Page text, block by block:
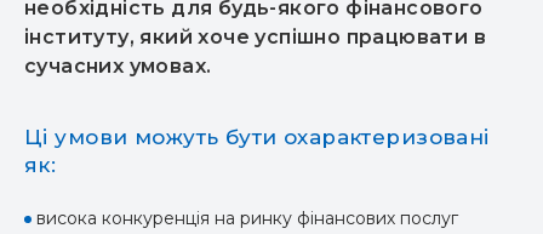
необхідність для будь-якого фінансового
інституту, який хоче успішно працювати в
сучасних умовах.
Ці умови можуть бути охарактеризовані
як:
висока конкуренція на ринку фінансових послуг